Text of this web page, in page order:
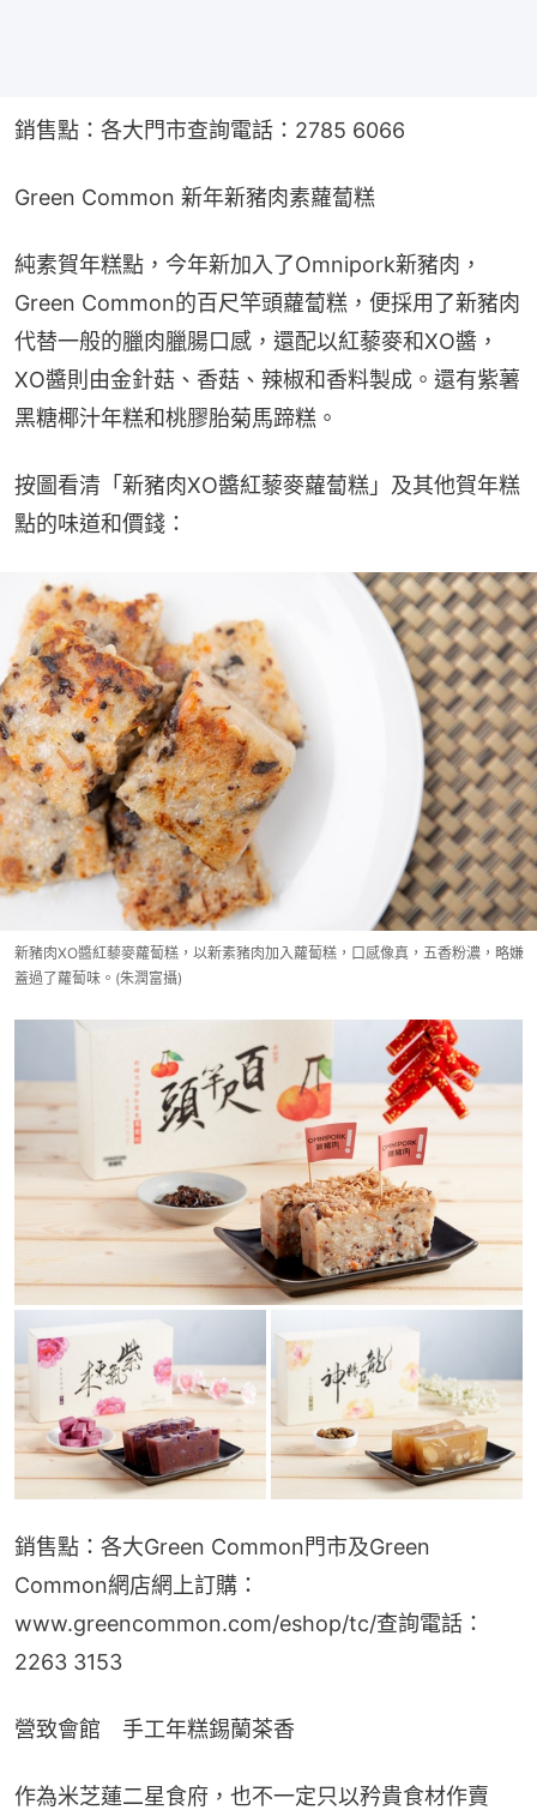
銷售點：各大門市查詢電話：2785 6066
Green Common 新年新豬肉素蘿蔔糕
純素賀年糕點，今年新加入了Omnipork新豬肉，
Green Common的百尺竿頭蘿蔔糕，便採用了新豬肉
代替一般的臘肉臘腸口感，還配以紅藜麥和XO醬，
XO醬則由金針菇、香菇、辣椒和香料製成。還有紫薯
黑糖椰汁年糕和桃膠胎菊馬蹄糕。
按圖看清「新豬肉XO醬紅藜麥蘿蔔糕」及其他賀年糕
點的味道和價錢：
新豬肉XO醬紅藜麥蘿蔔糕，以新素豬肉加入蘿蔔糕，口感像真，五香粉濃，略嫌
蓋過了蘿蔔味。(朱潤富攝)
銷售點：各大Green Common門市及Green
Common網店網上訂購：
www.greencommon.com/eshop/tc/查詢電話：
2263 3153
營致會館　手工年糕錫蘭茶香
作為米芝蓮二星食府，也不一定只以矜貴食材作賣